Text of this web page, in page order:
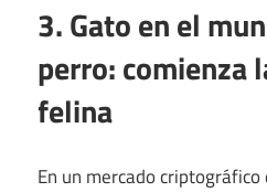
3. Gato en el
perro: comienza
felina
En un mercado